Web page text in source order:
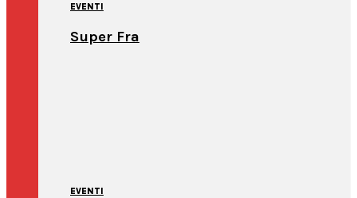
EVENTI
Super Fra
EVENTI